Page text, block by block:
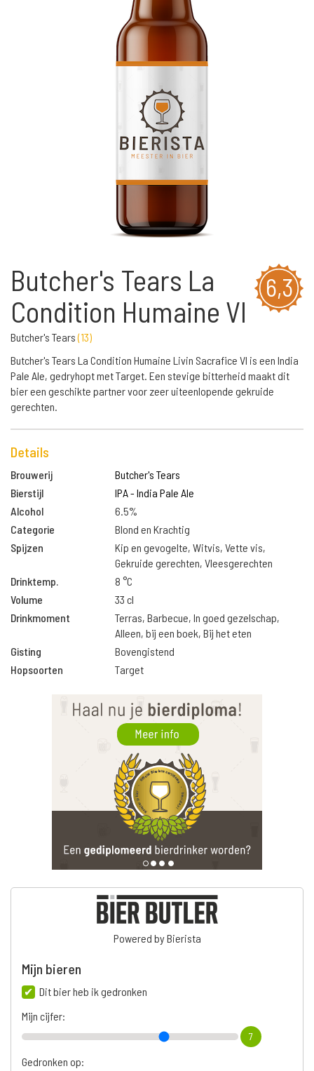
6,3
Butcher's Tears La
Condition Humaine VI
Butcher's Tears(13)
Butcher's Tears La Condition Humaine Livin Sacrafice VI is een India
Pale Ale, gedryhopt met Target. Een stevige bitterheid maakt dit
bier een geschikte partner voor zeer uiteenlopende gekruide
gerechten.
Details
Brouwerij
Butcher's Tears
Bierstijl
IPA - India Pale Ale
Alcohol
6.5%
Categorie
Blond en Krachtig
Spijzen
Kip en gevogelte, Witvis, Vette vis,
Gekruide gerechten, Vleesgerechten
Drinktemp.
8 °C
Volume
33 cl
Drinkmoment
Terras, Barbecue, In goed gezelschap,
Alleen, bij een boek, Bij het eten
Gisting
Bovengistend
Hopsoorten
Target
Powered by Bierista
Mijn bieren
Dit bier heb ik gedronken
Mijn cijfer:
7
Gedronken op: